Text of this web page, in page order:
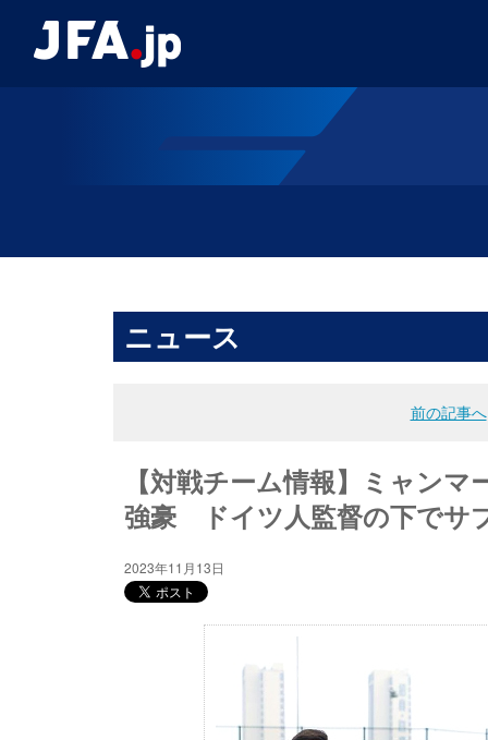
ニュース
前の記事へ
【対戦チーム情報】ミャン
強豪 ドイツ人監督の下でサ
2023年11月13日